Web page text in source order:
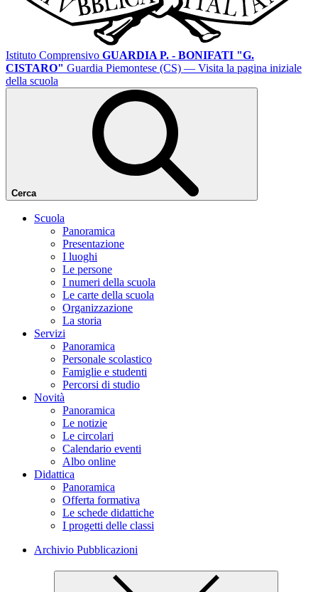
Istituto Comprensivo GUARDIA P. - BONIFATI "G.
CISTARO" Guardia Piemontese (CS) — Visita la pagina iniziale
della scuola
Cerca
Scuola
Panoramica
Presentazione
I luoghi
Le persone
I numeri della scuola
Le carte della scuola
Organizzazione
La storia
Servizi
Panoramica
Personale scolastico
Famiglie e studenti
Percorsi di studio
Novità
Panoramica
Le notizie
Le circolari
Calendario eventi
Albo online
Didattica
Panoramica
Offerta formativa
Le schede didattiche
I progetti delle classi
Archivio Pubblicazioni